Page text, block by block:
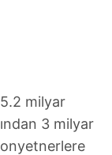
milyar
3 milyar